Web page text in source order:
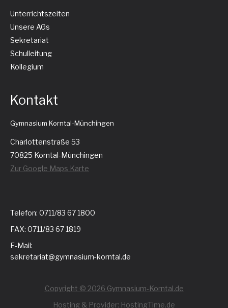
Unterrichtszeiten
Unsere AGs
Sekretariat
Schulleitung
Kollegium
Kontakt
Gymnasium Korntal-Münchingen
Charlottenstraße 53
70825 Korntal-Münchingen
Zur Google Maps Karte
Telefon: 0711/83 67 1800
FAX: 0711/83 67 1819
E-Mail:
sekretariat@gymnasium-korntal.de
Copyright © 2026 Gymnasium-Korntal.de
Hosting & Provider: HostingTime.de